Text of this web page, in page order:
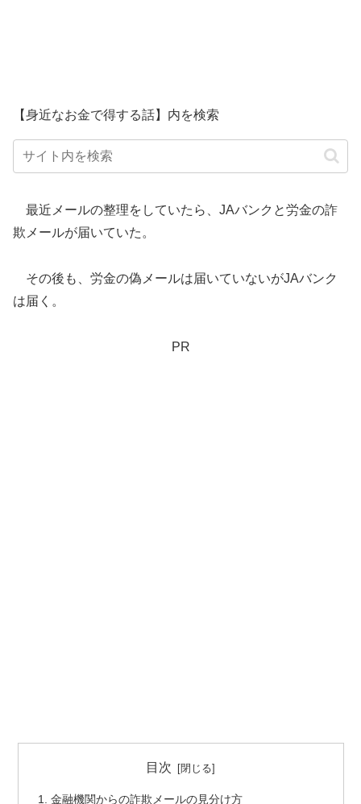
【身近なお金で得する話】内を検索
最近メールの整理をしていたら、JAバンクと労金の詐
欺メールが届いていた。
その後も、労金の偽メールは届いていないがJAバンク
は届く。
PR
目次
金融機関からの詐欺メールの見分け方